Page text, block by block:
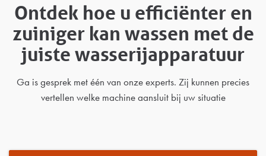
Ontdek hoe u efficiënter en
zuiniger kan wassen met de
juiste wasserijapparatuur
Ga is gesprek met één van onze experts. Zij kunnen precies
vertellen welke machine aansluit bij uw situatie